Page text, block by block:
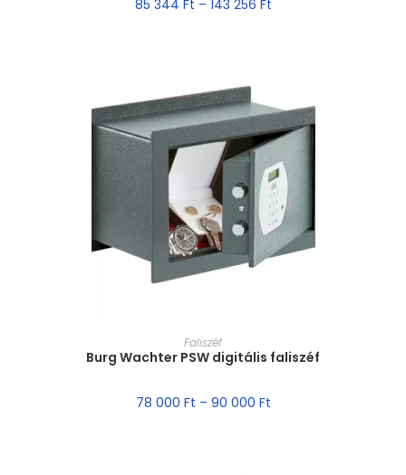
85 344 Ft – 143 256 Ft
MÉRET VÁLASZTÁSA
Faliszéf
Burg Wachter PSW digitális faliszéf
78 000 Ft – 90 000 Ft